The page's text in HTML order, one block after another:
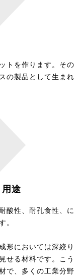
トを作ります。その
の製品として生まれ
途
酸性、耐孔食性、に
。
形においては深絞り
せる材料です。こう
で、多くの工業分野